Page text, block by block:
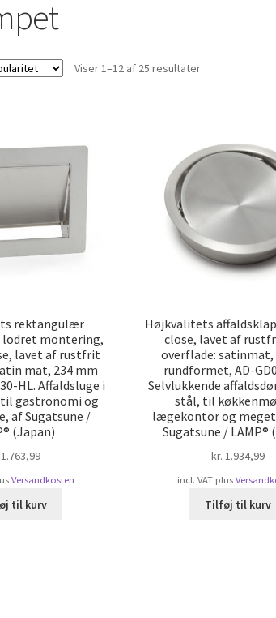
Viser 1–12 af 25 resultaterSorteret
rektangulær
montering,
lavet af rustfrit
mat, 234 mm
HL. Affaldsluge i
gastronomi og
af Sugatsune /
(Japan)
1.763,99
Versandkosten
til kurv
Højkvalitets
close, lavet af
overflade: satinmat,
rundformet, AD-
Selvlukkende
stål, til
lægekontor og
Sugatsune / LAMP®
kr. 1.934,99
incl. VAT plus
Tilføj til kurv